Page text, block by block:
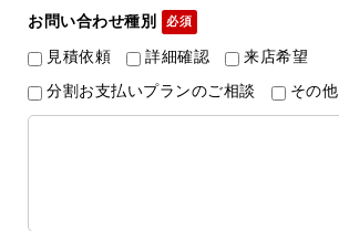
お問い合わせ種別
見積依頼 詳細確認 来店希望
分割お支払いプランのご相談 その他